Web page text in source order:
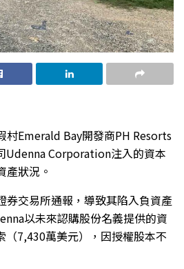
村Emerald Bay開發商PH Resorts
Udenna Corporation注入的資本
產狀況。
券交易所通報，導致其陷入負資產
以未來認購股份名義提供的資
（7,430萬美元），因授權股本不